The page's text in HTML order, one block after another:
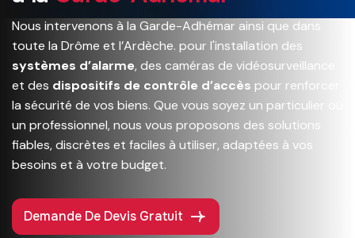
Nous intervenons à la Garde-Adhémar ainsi que dans
toute la Drôme et l’Ardèche. pour l'installation des
systèmes d’alarme, des caméras de vidéosurveillance
et des dispositifs de contrôle d’accès pour renforcer
la sécurité de vos biens. Que vous soyez un particulier ou
un professionnel, nous vous proposons des solutions
fiables, discrètes et faciles à utiliser, adaptées à vos
besoins et à votre budget.
Demande De Devis Gratuit